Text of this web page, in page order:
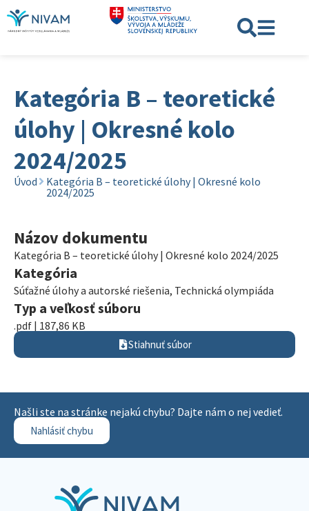
Kategória B – teoretické
úlohy | Okresné kolo
2024/2025
Úvod
Kategória B – teoretické úlohy | Okresné kolo
2024/2025
Názov dokumentu
Kategória B – teoretické úlohy | Okresné kolo 2024/2025
Kategória
Súťažné úlohy a autorské riešenia, Technická olympiáda
Typ a veľkosť súboru
.pdf | 187,86 KB
Stiahnuť súbor
Našli ste na stránke nejakú chybu? Dajte nám o nej vedieť.
Nahlásiť chybu